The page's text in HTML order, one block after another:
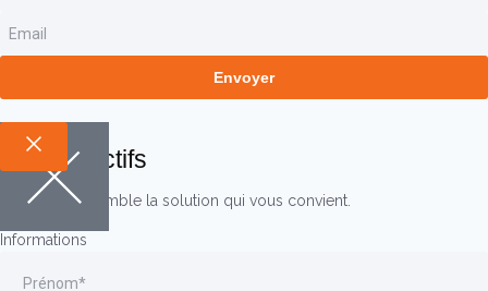
Envoyer
Vos Objectifs
Trouvons ensemble la solution qui vous convient.
Informations